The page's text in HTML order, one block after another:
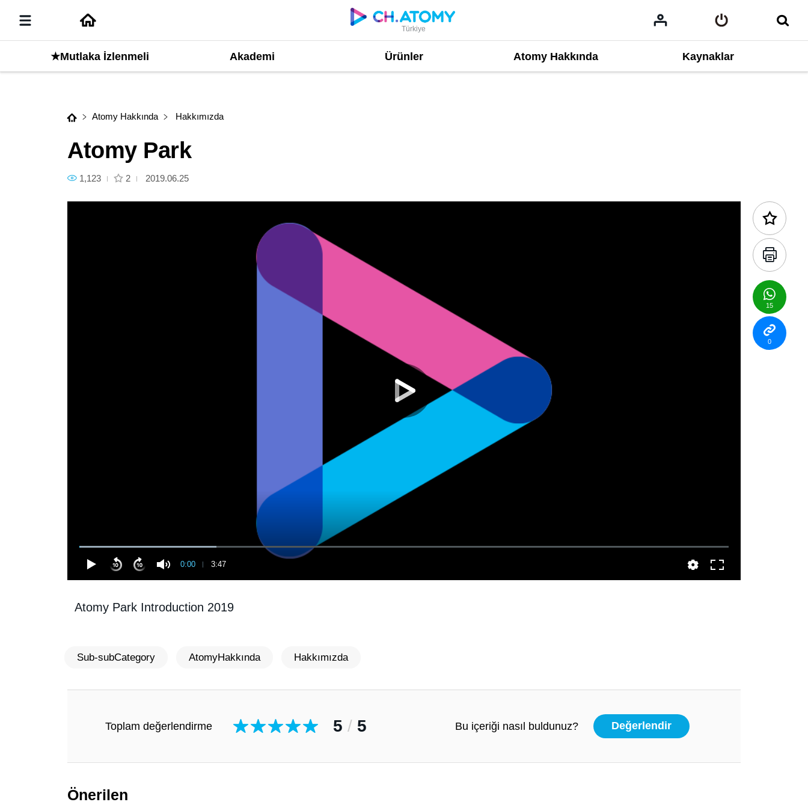
Türkiye
★Mutlaka İzlenmeli Akademi Ürünler Atomy Hakkında Kaynaklar
Atomy Park
Atomy Hakkında Hakkımızda
Atomy Park
1,123 2 2019.06.25
0:00 3:47
Atomy Park Introduction 2019
Sub-subCategory AtomyHakkında Hakkımızda
Toplam değerlendirme 5 / 5 Bu içeriği nasıl buldunuz? Değerlendir
Önerilen